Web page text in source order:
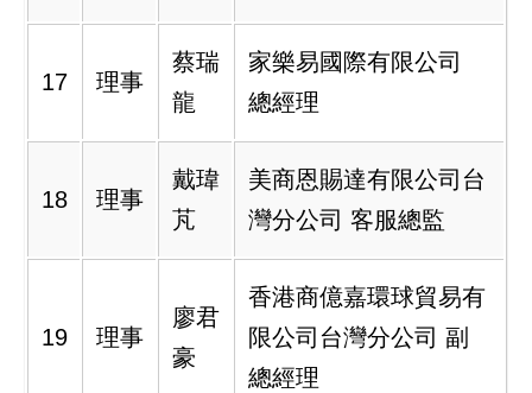
17 理事
蔡瑞
龍
家樂易國際有限公司
總經理
18 理事
戴瑋
芃
美商恩賜達有限公司台
灣分公司 客服總監
19 理事
廖君
豪
香港商億嘉環球貿易有
限公司台灣分公司 副
總經理